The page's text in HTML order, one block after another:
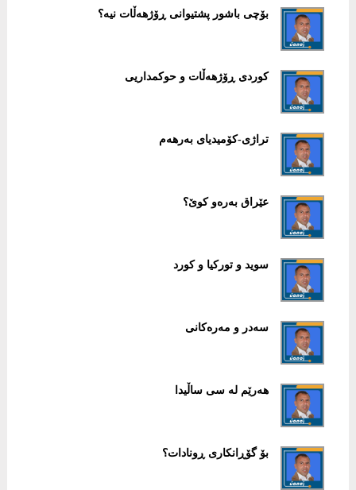
بۆچی باشور پشتیوانی ڕۆژهەڵات نیە؟
کوردی ڕۆژهەڵات و حوکمداریی
تراژی-کۆمیدیای بەرهەم
عێراق بەرەو کوێ؟
سوید و تورکیا و کورد
سەدر و مەرەکانی
هەرێم لە سی ساڵیدا
بۆ گۆڕانکاری ڕونادات؟